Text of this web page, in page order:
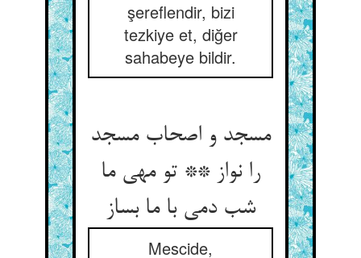
şereflendir, bizi
tezkiye et, diğer
sahabeye bildir.
مسجد و اصحاب مسجد
را نواز ** تو مهی ما
شب دمی با ما بساز
Mescide,